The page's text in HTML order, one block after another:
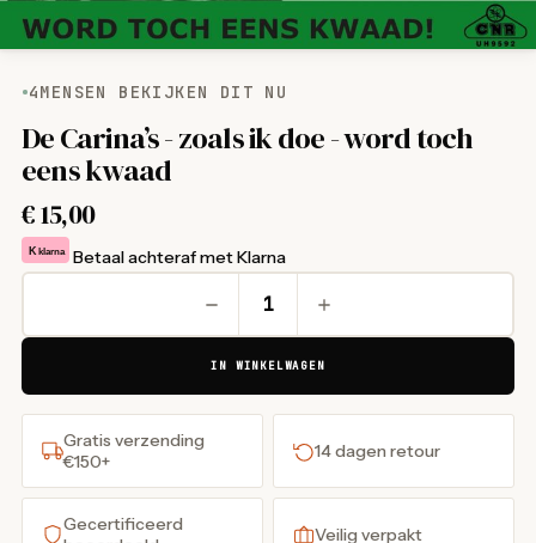
4MENSEN BEKIJKEN DIT NU
De Carina’s - zoals ik doe - word toch
eens kwaad
€15,00
K klarna Betaal achteraf met Klarna
IN WINKELWAGEN
Gratis verzending
€150+
14 dagen retour
Gecertificeerd
Veilig verpakt